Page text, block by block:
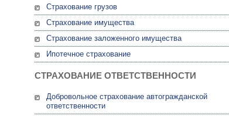
Страхование грузов
Страхование имущества
Страхование заложенного имущества
Ипотечное страхование
СТРАХОВАНИЕ ОТВЕТСТВЕННОСТИ
Добровольное страхование автогражданской
ответственности